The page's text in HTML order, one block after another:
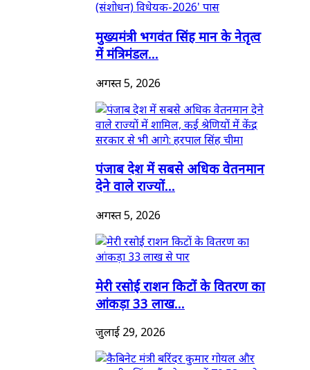
मुख्यमंत्री भगवंत सिंह मान के नेतृत्व
में मंत्रिमंडल...
अगस्त 5, 2026
पंजाब देश में सबसे अधिक वेतनमान
देने वाले राज्यों...
अगस्त 5, 2026
मेरी रसोई राशन किटों के वितरण का
आंकड़ा 33 लाख...
जुलाई 29, 2026